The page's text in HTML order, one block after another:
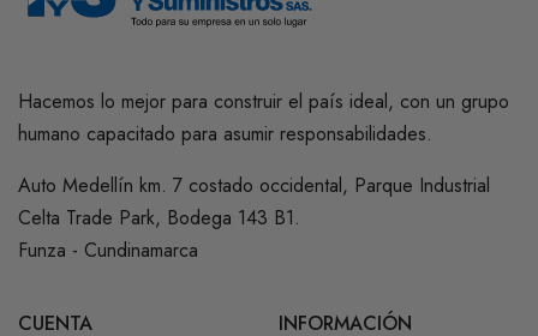
Hacemos lo mejor para construir el país ideal, con un grupo
humano capacitado para asumir responsabilidades.
Auto Medellín km. 7 costado occidental, Parque Industrial
Celta Trade Park, Bodega 143 B1.
Funza - Cundinamarca
CUENTA
INFORMACIÓN